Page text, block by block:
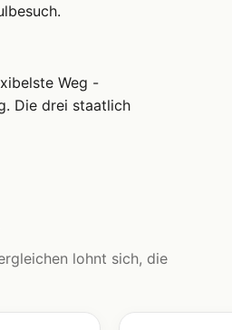
Weg -
Die drei staatlich
lohnt sich, die